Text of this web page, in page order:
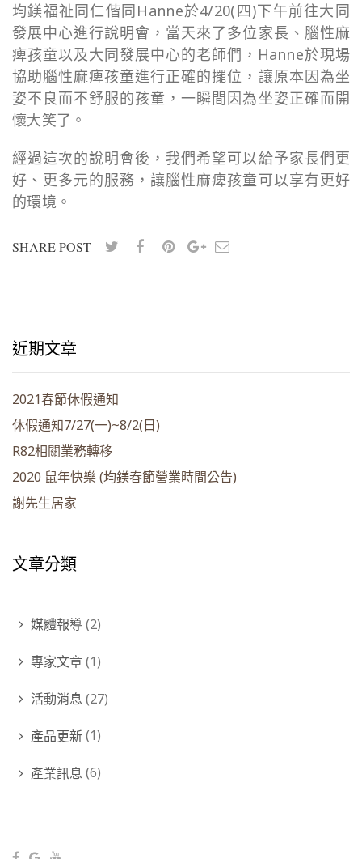
均鎂福祉同仁偕同Hanne於4/20(四)下午前往大同
發展中心進行說明會，當天來了多位家長、腦性麻
痺孩童以及大同發展中心的老師們，Hanne於現場
協助腦性麻痺孩童進行正確的擺位，讓原本因為坐
姿不良而不舒服的孩童，一瞬間因為坐姿正確而開
懷大笑了。
經過這次的說明會後，我們希望可以給予家長們更
好、更多元的服務，讓腦性麻痺孩童可以享有更好
的環境。
SHARE POST
近期文章
2021春節休假通知
休假通知7/27(一)~8/2(日)
R82相關業務轉移
2020 鼠年快樂 (均鎂春節營業時間公告)
謝先生居家
文章分類
媒體報導(2)
專家文章(1)
活動消息 (27)
產品更新(1)
產業訊息 (6)